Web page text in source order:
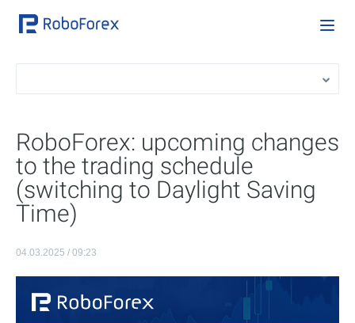
RoboForex: upcoming changes
to the trading schedule
(switching to Daylight Saving
Time)
04.03.2025 / 09:23